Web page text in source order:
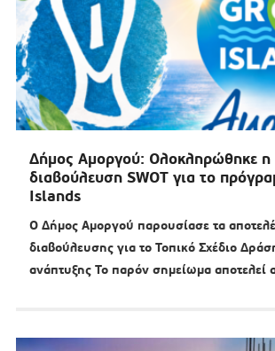
Δήμος Αμοργού: Ολοκληρώθηκε η
διαβούλευση SWOT για το
Islands
Ο Δήμος Αμοργού παρουσίασε τα
διαβούλευσης για το Τοπικό Σχέδιο
ανάπτυξης Το παρόν σημείωμα αποτελεί